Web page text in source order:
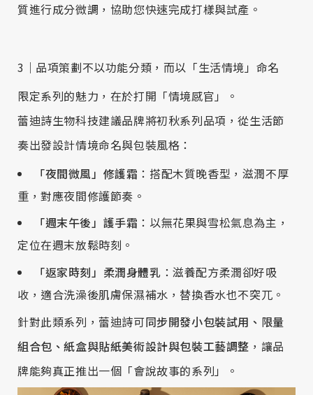
質進行成分微調，協助您快速完成打樣與試產。
3｜品項策劃不以功能分類，而以「生活情境」命名
限定系列的魅力，在於打開「情境感官」。
蕾迪詩生物科技建議品牌將初秋系列品項，從生活節
奏出發設計情境命名與包裝風格：
「夜間微風」修護霜 ：搭配木質晚香型，滋潤不厚
重，對應夜間修護節奏。
「週末午後」護手霜 ：以無花果與雪松氣息為主，
定位在週末放鬆時刻。
「返家時刻」柔潤身體乳 ：滋養配方柔潤卻好吸
收，適合洗澡後肌膚保濕補水，替換香水也不突兀。
針對此類系列，蕾迪詩可同步開發小包裝試用、限量
組合包、紙盒與貼紙美術設計與包裝工藝調整 ，讓品
牌能夠真正推出一個「會說故事的系列」。